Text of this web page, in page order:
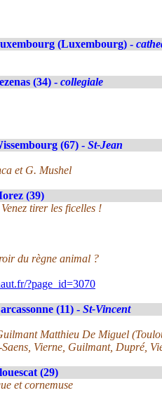
(Luxembourg) -
(34) - collegiale
(67) - St-Jean
et G. Mushel
(39)
tirer les ficelles !
du règne animal ?
?page_id=3070
(11) - St-Vincent
Matthieu De Miguel
Vierne, Guilmant, Dupré,
(29)
et cornemuse